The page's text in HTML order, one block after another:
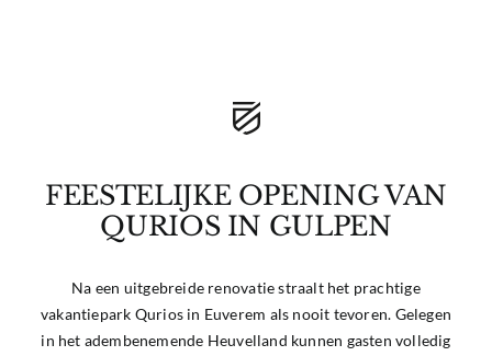
FEESTELIJKE OPENING VAN
QURIOS IN GULPEN
Na een uitgebreide renovatie straalt het prachtige
vakantiepark Qurios in Euverem als nooit tevoren. Gelegen
in het adembenemende Heuvelland kunnen gasten volledig